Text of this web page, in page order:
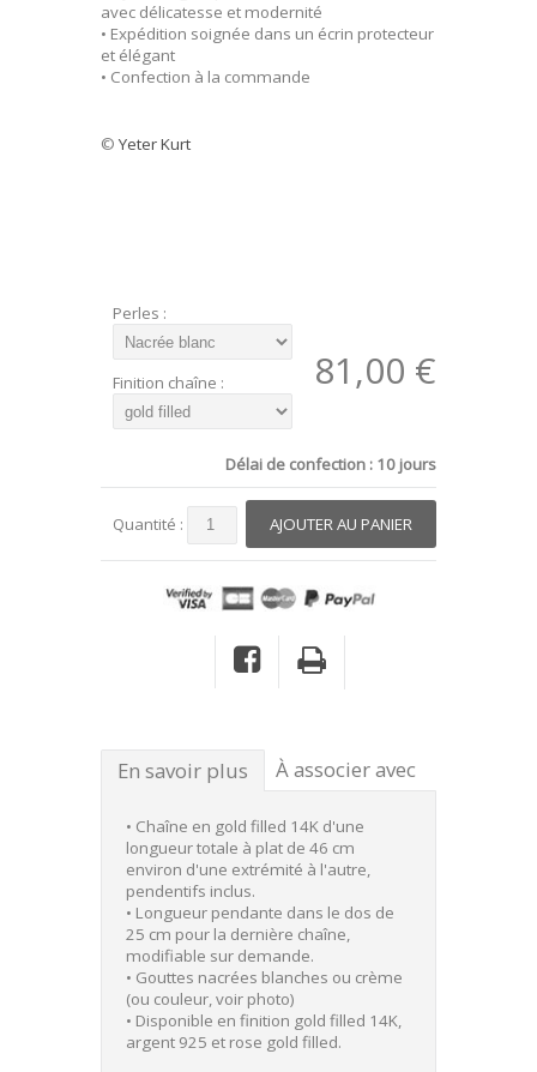
avec délicatesse et modernité
• Expédition soignée dans un écrin protecteur
et élégant
• Confection à la commande
© Yeter Kurt
Perles :
Finition chaîne : 81,00 €
Délai de confection : 10 jours
Quantité :
En savoir plus À associer avec
• Chaîne en gold filled 14K d'une
longueur totale à plat de 46 cm
environ d'une extrémité à l'autre,
pendentifs inclus.
• Longueur pendante dans le dos de
25 cm pour la dernière chaîne,
modifiable sur demande.
• Gouttes nacrées blanches ou crème
(ou couleur, voir photo)
• Disponible en finition gold filled 14K,
argent 925 et rose gold filled.